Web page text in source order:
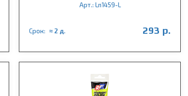
Арт.: Ln1459-L
Срок: ≈ 2 д. 293 р.